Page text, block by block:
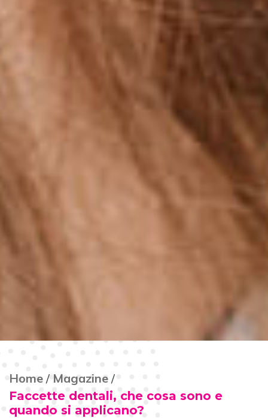
Home Magazine
Faccette dentali, che cosa sono e
quando si applicano?